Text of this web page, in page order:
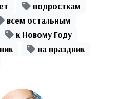
подросткам
всем остальным
к Новому Году
на праздник